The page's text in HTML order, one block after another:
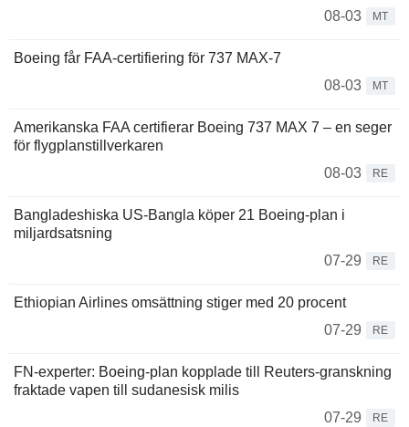
08-03
MT
Boeing får FAA-certifiering för 737 MAX-7
08-03
MT
Amerikanska FAA certifierar Boeing 737 MAX 7 – en seger
för flygplanstillverkaren
08-03
RE
Bangladeshiska US-Bangla köper 21 Boeing-plan i
miljardsatsning
07-29
RE
Ethiopian Airlines omsättning stiger med 20 procent
07-29
RE
FN-experter: Boeing-plan kopplade till Reuters-granskning
fraktade vapen till sudanesisk milis
07-29
RE